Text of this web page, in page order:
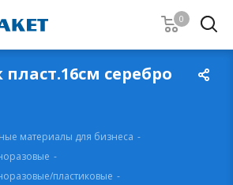
0
серебро
материалы для бизнеса -
-
пластиковые -